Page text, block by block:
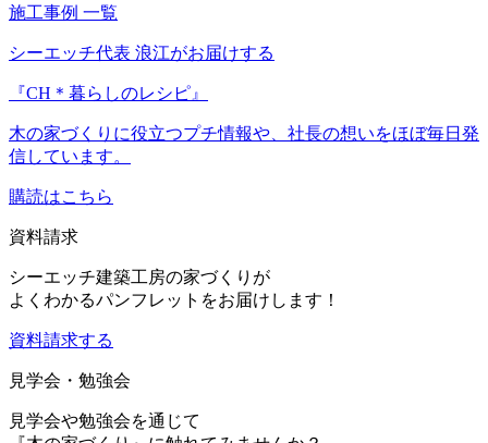
施工事例 一覧
シーエッチ代表 浪江がお届けする
『CH＊暮らしのレシピ』
木の家づくりに役立つプチ情報や、社長の想いをほぼ毎日発
信しています。
購読はこちら
資料請求
シーエッチ建築工房の家づくりが
よくわかるパンフレットをお届けします！
資料請求する
見学会・勉強会
見学会や勉強会を通じて